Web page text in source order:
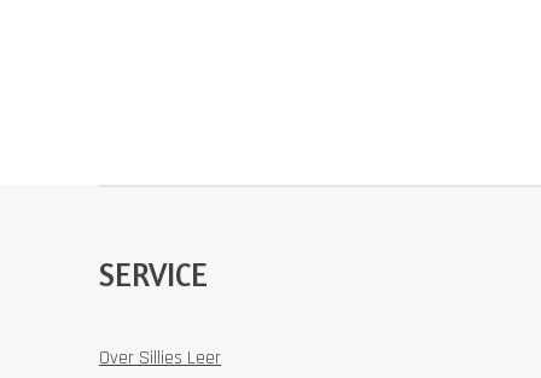
SERVICE
Over Sillies Leer